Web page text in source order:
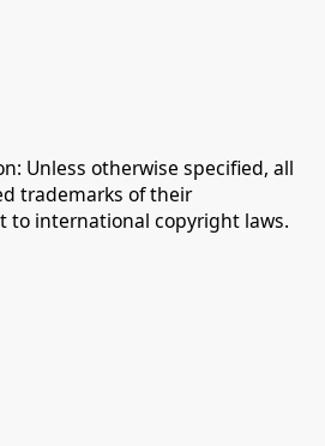
Unless otherwise specified, all
trademarks of their
to international copyright laws.